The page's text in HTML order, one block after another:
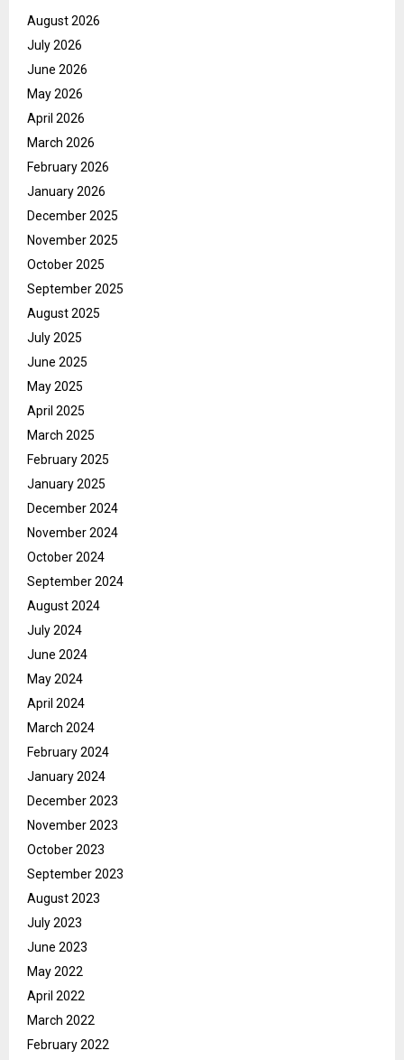
August 2026
July 2026
June 2026
May 2026
April 2026
March 2026
February 2026
January 2026
December 2025
November 2025
October 2025
September 2025
August 2025
July 2025
June 2025
May 2025
April 2025
March 2025
February 2025
January 2025
December 2024
November 2024
October 2024
September 2024
August 2024
July 2024
June 2024
May 2024
April 2024
March 2024
February 2024
January 2024
December 2023
November 2023
October 2023
September 2023
August 2023
July 2023
June 2023
May 2022
April 2022
March 2022
February 2022